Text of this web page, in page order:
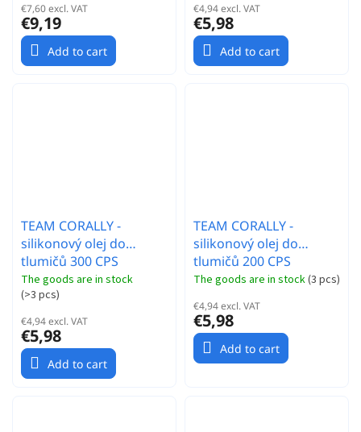
€7,60 excl. VAT
€9,19
Add to cart
€4,94 excl. VAT
€5,98
Add to cart
TEAM CORALLY -
silikonový olej do
tlumičů 300 CPS
(60ml/2oz)
The goods are in stock
(>3 pcs)
€4,94 excl. VAT
€5,98
Add to cart
TEAM CORALLY -
silikonový olej do
tlumičů 200 CPS
(60ml/2oz)
The goods are in stock(3 pcs)
€4,94 excl. VAT
€5,98
Add to cart